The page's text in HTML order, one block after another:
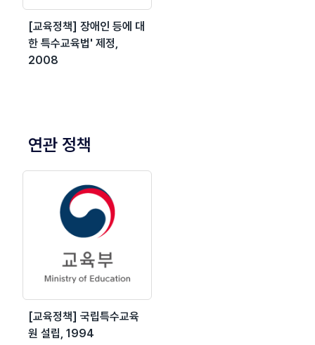
[교육정책] 장애인 등에 대
한 특수교육법' 제정,
2008
연관 정책
[교육정책] 국립특수교육
원 설립, 1994